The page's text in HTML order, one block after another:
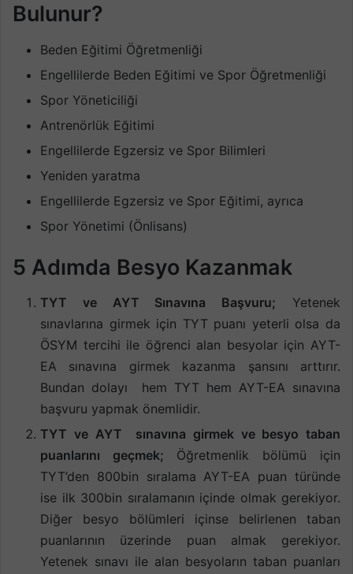
Bulunur?
Beden Eğitimi Öğretmenliği
Engellilerde Beden Eğitimi ve Spor Öğretmenliği
Spor Yöneticiliği
Antrenörlük Eğitimi
Engellilerde Egzersiz ve Spor Bilimleri
Yeniden yaratma
Engellilerde Egzersiz ve Spor Eğitimi, ayrıca
Spor Yönetimi (Önlisans)
5 Adımda Besyo Kazanmak
TYT ve AYT Sınavına Başvuru; Yetenek
sınavlarına girmek için TYT puanı yeterli olsa da
ÖSYM tercihi ile öğrenci alan besyolar için AYT-
EA sınavına girmek kazanma şansını arttırır.
Bundan dolayı hem TYT hem AYT-EA sınavına
başvuru yapmak önemlidir.
TYT ve AYT sınavına girmek ve besyo taban
puanlarını geçmek; Öğretmenlik bölümü için
TYT’den 800bin sıralama AYT-EA puan türünde
ise ilk 300bin sıralamanın içinde olmak gerekiyor.
Diğer besyo bölümleri içinse belirlenen taban
puanlarının üzerinde puan almak gerekiyor.
Yetenek sınavı ile alan besyoların taban puanları